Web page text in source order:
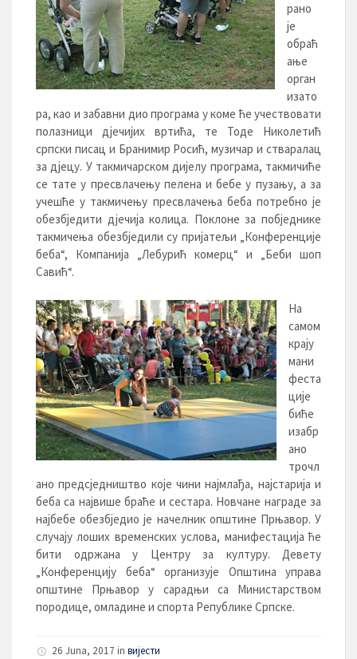
рано
је
обраћ
ање
орган
изато
ра, као и забавни дио програма у коме ће учествовати
полазници дјечијих вртића, те Тоде Николетић
српски писац и Бранимир Росић, музичар и стваралац
за дјецу. У такмичарском дијелу програма, такмичиће
се тате у пресвлачењу пелена и бебе у пузању, a за
учешће у такмичењу пресвлачења беба потребно је
обезбједити дјечија колица. Поклоне за побједнике
такмичењa обезбједили су пријатељи „Конференције
беба“, Компанија „Лебурић комерц“ и „Беби шоп
Савић“.
На
самом
крају
мани
феста
ције
биће
изабр
ано
трочл
ано предсједништво које чини најмлађа, најстарија и
беба са највише браће и сестара. Новчане награде за
најбебе обезбједио је начелник општине Прњавор. У
случају лоших временских услова, манифестација ће
бити одржана у Центру за културу. Девету
„Конференцију беба“ организује Општина управа
општине Прњавор у сарадњи са Министарством
породице, омладине и спорта Републике Српске.
26 Juna, 2017 in вијести